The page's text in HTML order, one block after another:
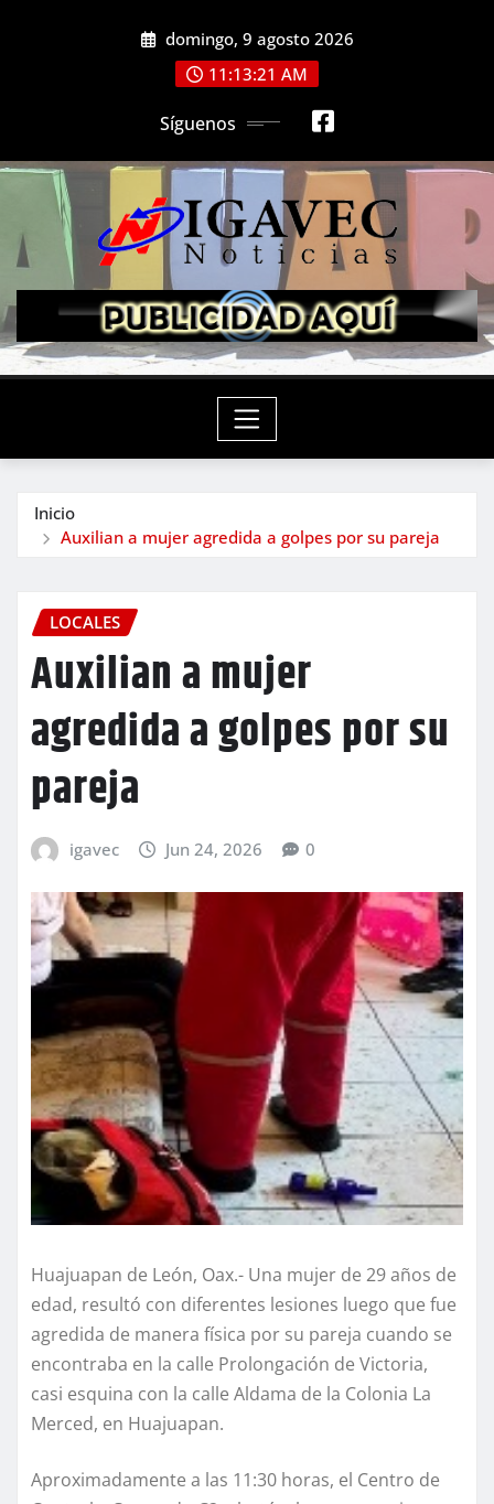
domingo, 9 agosto 2026
11:13:23 AM
Síguenos
Inicio
Auxilian a mujer agredida a golpes por su pareja
LOCALES
Auxilian a mujer
agredida a golpes por su
pareja
igavec Jun 24, 2026 0
Huajuapan de León, Oax.- Una mujer de 29 años de
edad, resultó con diferentes lesiones luego que fue
agredida de manera física por su pareja cuando se
encontraba en la calle Prolongación de Victoria,
casi esquina con la calle Aldama de la Colonia La
Merced, en Huajuapan.
Aproximadamente a las 11:30 horas, el Centro de